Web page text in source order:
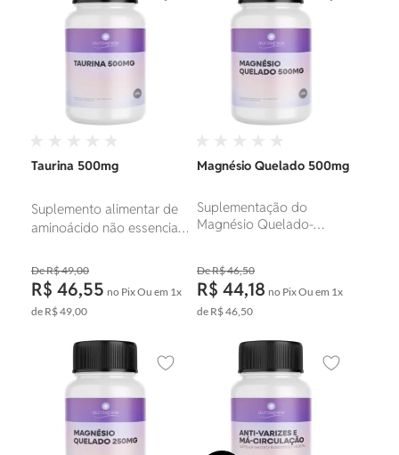
circulação sanguínea.
Taurina 500mg
Suplemento alimentar de
aminoácido não essencial
importantes no
organismo, incluindo o
suporte à saúde
cardiovascular, cerebral e
R$ 49,00
R$ 46,55 no PixOu em 1x
de R$ 49,00
Magnésio Quelado 500mg
Suplementação do
Magnésio Quelado-
R$ 46,50
R$ 44,18 no PixOu em 1x
de R$ 46,50
Adicionar aos favoritos Adicionar